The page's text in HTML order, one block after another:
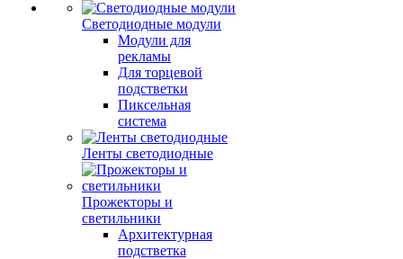
Светодиодные модули
Модули для
рекламы
Для торцевой
подстветки
Пиксельная
система
Ленты светодиодные
Прожекторы и
светильники
Архитектурная
подстветка